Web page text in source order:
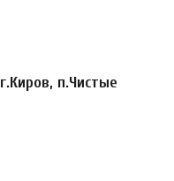
п.Чистые